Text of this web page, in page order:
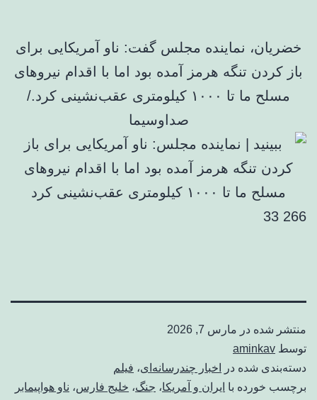
خضریان، نماینده مجلس گفت: ناو آمریکایی برای
باز کردن تنگه هرمز آمده بود اما با اقدام نیروهای
مسلح ما تا ۱۰۰۰ کیلومتری عقب‌نشینی کرد./
صداوسیما
266 33
منتشر شده در مارس 7, 2026
توسط aminkav
دسته‌بندی شده در
اخبار چندرسانه‌ای، فیلم
برچسب خورده با ایران و آمریکا، جنگ، خلیج فارس، ناو هواپیمابر